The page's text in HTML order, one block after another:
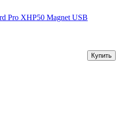
Pro XHP50 Magnet USB
Купить